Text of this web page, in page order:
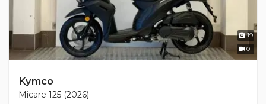
19
0
Kymco
Micare 125 (2026)